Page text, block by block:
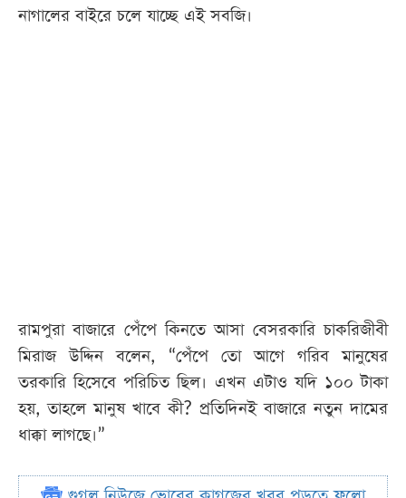
নাগালের বাইরে চলে যাচ্ছে এই সবজি।
রামপুরা বাজারে পেঁপে কিনতে আসা বেসরকারি চাকরিজীবী
মিরাজ উদ্দিন বলেন, “পেঁপে তো আগে গরিব মানুষের
তরকারি হিসেবে পরিচিত ছিল। এখন এটাও যদি ১০০ টাকা
হয়, তাহলে মানুষ খাবে কী? প্রতিদিনই বাজারে নতুন দামের
ধাক্কা লাগছে।”